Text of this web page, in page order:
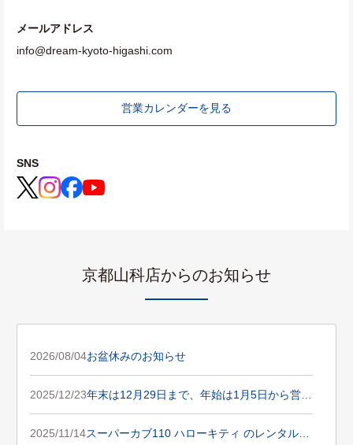
メールアドレス
info@dream-kyoto-higashi.com
営業カレンダーを見る
SNS
京都山科店からのお知らせ
2026/08/04お盆休みのお知らせ
2025/12/23年末は12月29日まで、年始は1月5日から営業
です。
2025/11/14スーパーカブ110 ハローキティ のレンタルが